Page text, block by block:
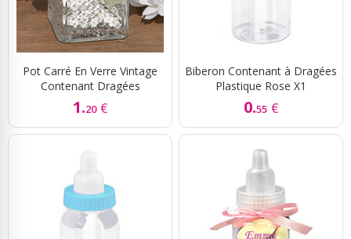
Pot Carré En Verre Vintage
Contenant Dragées
1.20 €
Biberon Contenant à Dragées
Plastique Rose X1
0.55 €